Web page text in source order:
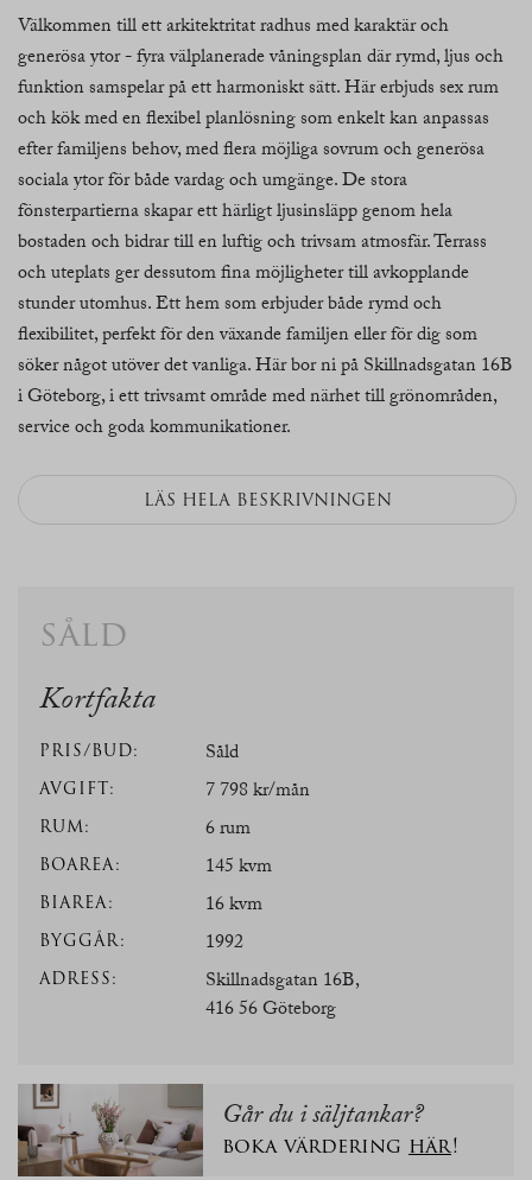
Välkommen till ett arkitektritat radhus med karaktär och
generösa ytor - fyra välplanerade våningsplan där rymd, ljus och
funktion samspelar på ett harmoniskt sätt. Här erbjuds sex rum
och kök med en flexibel planlösning som enkelt kan anpassas
efter familjens behov, med flera möjliga sovrum och generösa
sociala ytor för både vardag och umgänge. De stora
fönsterpartierna skapar ett härligt ljusinsläpp genom hela
bostaden och bidrar till en luftig och trivsam atmosfär. Terrass
och uteplats ger dessutom fina möjligheter till avkopplande
stunder utomhus. Ett hem som erbjuder både rymd och
flexibilitet, perfekt för den växande familjen eller för dig som
söker något utöver det vanliga. Här bor ni på Skillnadsgatan 16B
i Göteborg, i ett trivsamt område med närhet till grönområden,
service och goda kommunikationer.
LÄS HELA BESKRIVNINGEN
såld
Kortfakta
PRIS/BUD: Såld
AVGIFT: 7 798 kr/mån
RUM: 6 rum
BOAREA: 145 kvm
BIAREA: 16 kvm
BYGGÅR: 1992
ADRESS:
Skillnadsgatan 16B,
416 56 Göteborg
Går du i säljtankar?
boka värdering här!